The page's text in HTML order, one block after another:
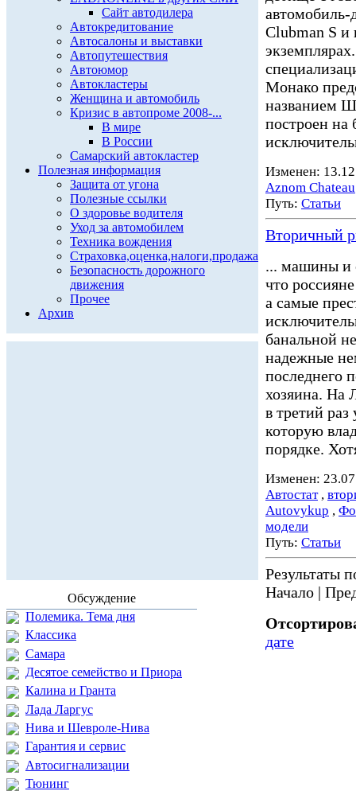
Сайт автодилера
Автокредитование
Автосалоны и выставки
Автопутешествия
Автоюмор
Автокластеры
Женщина и автомобиль
Кризис в автопроме 2008-...
В мире
В России
Самарский автокластер
Полезная информация
Защита от угона
Полезные ссылки
О здоровье водителя
Уход за автомобилем
Техника вождения
Страховка,оценка,налоги,продажа
Безопасность дорожного
движения
Прочее
Архив
Обсуждение
Полемика. Тема дня
Классика
Самара
Десятое семейство и Приора
Калина и Гранта
Лада Ларгус
Нива и Шевроле-Нива
Гарантия и сервис
Автосигнализации
Тюнинг
автомобиль-
Clubman S и
Монако
названием
построен
Изменен:
Aznom Chateau
Путь: Статьи
Вторичный
... машины и
что
а самые
банальной
надежные
последнего
хозяина. На
в третий
которую
порядке.
Изменен:
Автостат,
Аutovykup ,
модели
Путь: Статьи
Результаты
Начало |
дате